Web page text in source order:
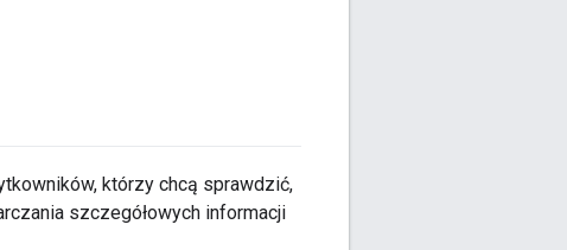
którzy chcą sprawdzić,
szczegółowych informacji